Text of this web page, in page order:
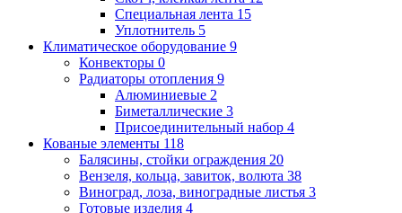
Специальная лента 15
Уплотнитель 5
Климатическое оборудование 9
Конвекторы 0
Радиаторы отопления 9
Алюминиевые 2
Биметаллические 3
Присоединительный набор 4
Кованые элементы 118
Балясины, стойки ограждения 20
Вензеля, кольца, завиток, волюта 38
Виноград, лоза, виноградные листья 3
Готовые изделия 4